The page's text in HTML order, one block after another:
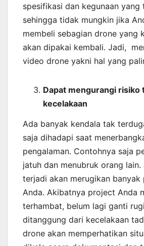
spesifikasi dan kegunaan yang
sehingga tidak mungkin jika
membeli sebagian drone yang
akan dipakai kembali. Jadi,
video drone yakni hal yang
Dapat mengurangi risiko
kecelakaan
Ada banyak kendala tak
saja dihadapi saat
pengalaman. Contohnya saja
jatuh dan menubruk orang lain.
terjadi akan merugikan banyak
Anda. Akibatnya project Anda
terhambat, belum lagi ganti
ditanggung dari kecelakaan
drone akan memperhatikan